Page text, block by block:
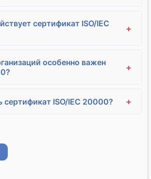
сертификат ISO/IEC
+
особенно важен
+
сертификат ISO/IEC 20000? +